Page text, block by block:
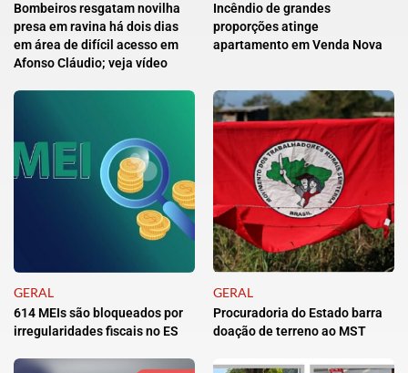
Bombeiros resgatam novilha
presa em ravina há dois dias
em área de difícil acesso em
Afonso Cláudio; veja vídeo
Incêndio de grandes
proporções atinge
apartamento em Venda Nova
GERAL
614 MEIs são bloqueados por
irregularidades fiscais no ES
GERAL
Procuradoria do Estado barra
doação de terreno ao MST